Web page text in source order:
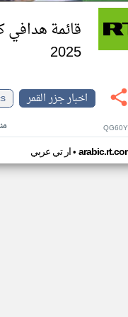
قائمة هدافي
2025
اخبار جزر القمر
ار تي عربي•